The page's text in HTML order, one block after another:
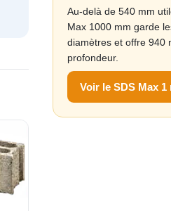
Au-delà de 540 mm
Max 1000 mm garde
diamètres et offre 940
profondeur.
Voir le SDS Max 1